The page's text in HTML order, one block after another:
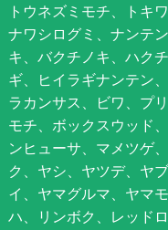
トウネズミモチ、トキ
ナワシログミ、ナンテ
キ、バクチノキ、ハク
ギ、ヒイラギナンテン
ラカンサス、ビワ、プ
モチ、ボックスウッド
ンヒューサ、マメツゲ
ク、ヤシ、ヤツデ、ヤ
イ、ヤマグルマ、ヤマ
ハ、リンボク、レッド